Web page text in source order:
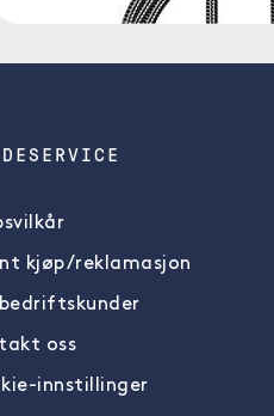
kjøp/reklamasjon
oss
innstillinger